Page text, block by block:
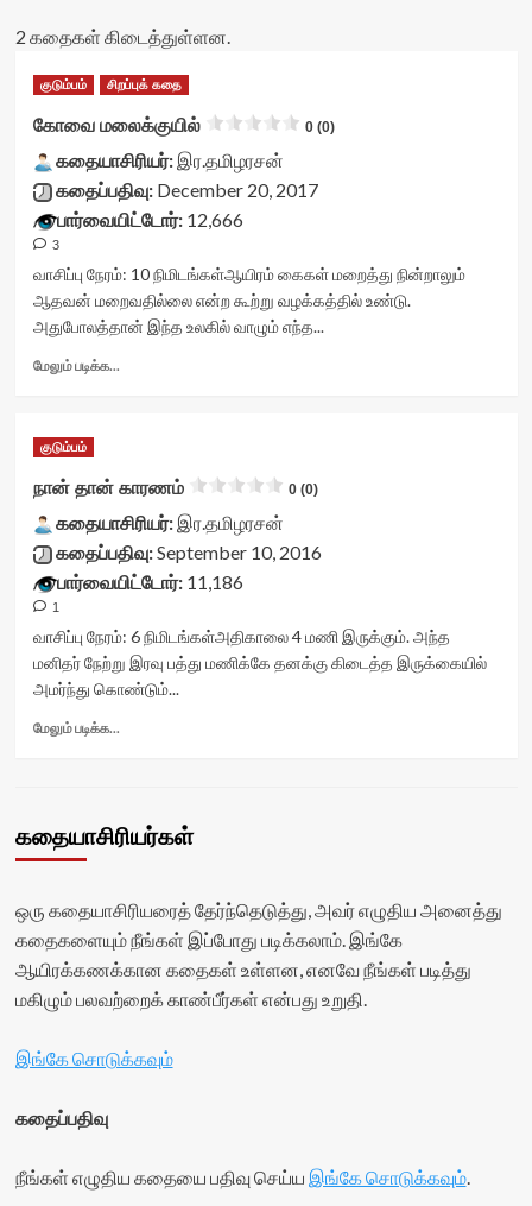
2 கதைகள் கிடைத்துள்ளன.
குடும்பம் சிறப்புக் கதை
கோவை மலைக்குயில் 0 (0)
கதையாசிரியர்: இர.தமிழரசன்
கதைப்பதிவு:December 20, 2017
பார்வையிட்டோர்:12,666
3
வாசிப்பு நேரம்: 10 நிமிடங்கள்ஆயிரம் கைகள் மறைத்து நின்றாலும்
ஆதவன் மறைவதில்லை என்ற கூற்று வழக்கத்தில் உண்டு.
அதுபோலத்தான் இந்த உலகில் வாழும் எந்த...
மேலும் படிக்க...
class="yasr-
vv-
stars-
title-
container">
<div
stars-
title
yasr-
rater-
rater-
rating='0'
rater-
starsize='16'
data-
rater-
data-
attribute='true'
குடும்பம்
நான் தான் காரணம் 0 (0)
கதையாசிரியர்: இர.தமிழரசன்
கதைப்பதிவு:September 10, 2016
பார்வையிட்டோர்:11,186
1
வாசிப்பு நேரம்: 6 நிமிடங்கள்அதிகாலை 4 மணி இருக்கும். அந்த
மனிதர் நேற்று இரவு பத்து மணிக்கே தனக்கு கிடைத்த இருக்கையில்
அமர்ந்து கொண்டும்...
மேலும் படிக்க...
காரணம்<div
stars-
title-
container">
<div
class='yasr-
yasr-
votes-
கதையாசிரியர்கள்
ஒரு கதையாசிரியரைத் தேர்ந்தெடுத்து, அவர் எழுதிய அனைத்து
கதைகளையும் நீங்கள் இப்போது படிக்கலாம். இங்கே
ஆயிரக்கணக்கான கதைகள் உள்ளன, எனவே நீங்கள் படித்து
மகிழும் பலவற்றைக் காண்பீர்கள் என்பது உறுதி.
இங்கே சொடுக்கவும்
கதைப்பதிவு
நீங்கள் எழுதிய கதையை பதிவு செய்ய இங்கே சொடுக்கவும்.